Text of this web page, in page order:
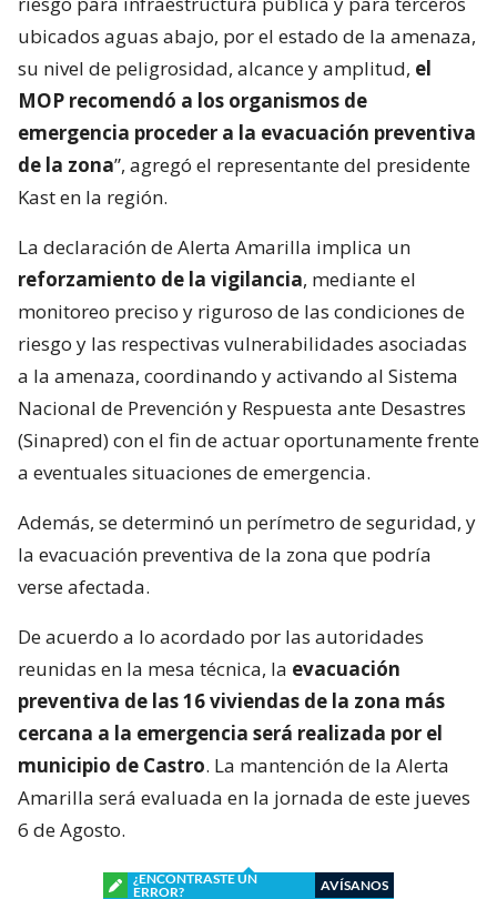
ubicados aguas abajo, por el estado de la amenaza,
su nivel de peligrosidad, alcance y amplitud, el
MOP recomendó a los organismos de
emergencia proceder a la evacuación preventiva
de la zona”, agregó el representante del presidente
Kast en la región.
La declaración de Alerta Amarilla implica un
reforzamiento de la vigilancia, mediante el
monitoreo preciso y riguroso de las condiciones de
riesgo y las respectivas vulnerabilidades asociadas
a la amenaza, coordinando y activando al Sistema
Nacional de Prevención y Respuesta ante Desastres
(Sinapred) con el fin de actuar oportunamente frente
a eventuales situaciones de emergencia.
Además, se determinó un perímetro de seguridad, y
la evacuación preventiva de la zona que podría
verse afectada.
De acuerdo a lo acordado por las autoridades
reunidas en la mesa técnica, la evacuación
preventiva de las 16 viviendas de la zona más
cercana a la emergencia será realizada por el
municipio de Castro. La mantención de la Alerta
Amarilla será evaluada en la jornada de este jueves
6 de Agosto.
¿ENCONTRASTE UN
ERROR?
AVÍSANOS